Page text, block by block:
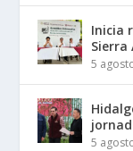
Inicia
Sierra
5
5